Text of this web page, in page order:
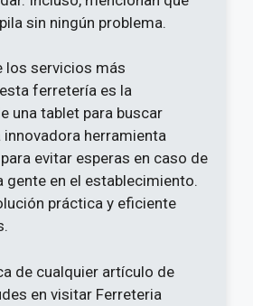
sin ningún problema.
los servicios más
ferretería es la
una tablet para buscar
herramienta
evitar esperas en caso de
gente en el establecimiento.
práctica y eficiente
de cualquier artículo de
en visitar Ferreteria